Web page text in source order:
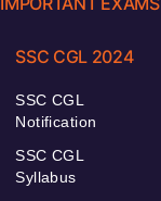
SSC CGL 2024
SSC CGL
Notification
SSC CGL
Syllabus